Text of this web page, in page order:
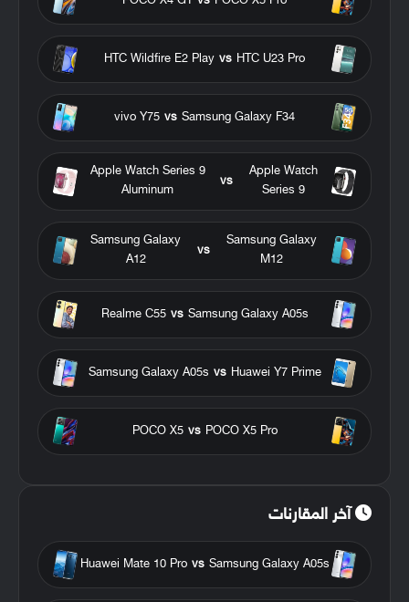
HTC U23 Pro
vs
HTC Wildfire E2 Play
Samsung Galaxy F34
vs
vivo Y75
Apple Watch
Series 9
vs
Apple Watch Series 9
Aluminum
Samsung Galaxy
M12
vs
Samsung Galaxy
A12
Samsung Galaxy A05s
vs
Realme C55
Huawei Y7 Prime
vs
Samsung Galaxy A05s
POCO X5 Pro
vs
POCO X5
آخر المقارنات
Samsung Galaxy A05s
vs
Huawei Mate 10 Pro